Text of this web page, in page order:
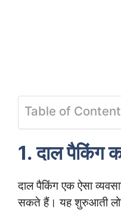
Table of
1. दाल पैकिंग
दाल पैकिंग एक ऐसा
सकते हैं। यह शुरुआती